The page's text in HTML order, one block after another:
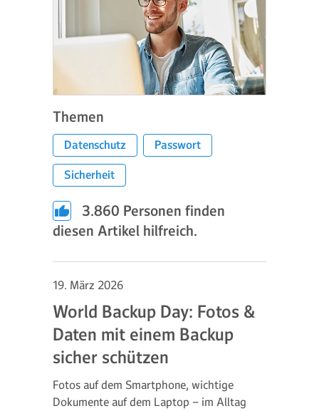
Themen
Datenschutz
Passwort
Sicherheit
3.860 Personen finden
diesen Artikel hilfreich.
19. März 2026
World Backup Day: Fotos &
Daten mit einem Backup
sicher schützen
Fotos auf dem Smartphone, wichtige
Dokumente auf dem Laptop – im Alltag